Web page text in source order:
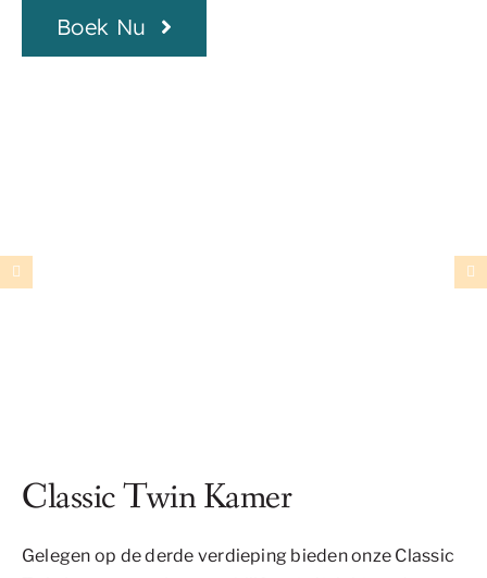
Boek Nu
Classic Twin Kamer
Gelegen op de derde verdieping bieden onze Classic